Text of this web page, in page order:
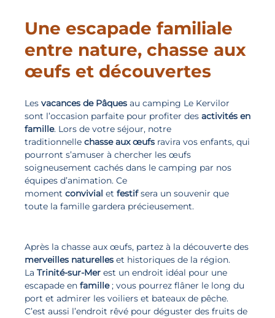
Une escapade familiale
entre nature, chasse aux
œufs et découvertes
Les vacances de Pâques au camping Le Kervilor
sont l’occasion parfaite pour profiter des activités en
famille. Lors de votre séjour, notre
traditionnelle chasse aux œufs ravira vos enfants, qui
pourront s’amuser à chercher les œufs
soigneusement cachés dans le camping par nos
équipes d’animation. Ce
moment convivial et festifsera un souvenir que
toute la famille gardera précieusement.
Après la chasse aux œufs, partez à la découverte des
merveilles naturelles et historiques de la région.
La Trinité-sur-Mer est un endroit idéal pour une
escapade en famille; vous pourrez flâner le long du
port et admirer les voiliers et bateaux de pêche.
C’est aussi l’endroit rêvé pour déguster des fruits de